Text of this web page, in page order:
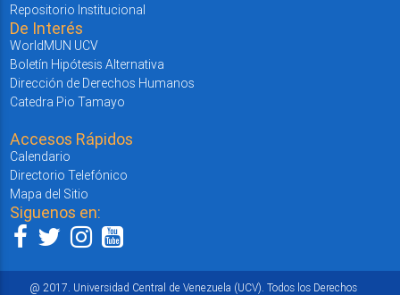
Repositorio Institucional
De Interés
WorldMUN UCV
Boletín Hipótesis Alternativa
Dirección de Derechos Humanos
Catedra Pio Tamayo
Accesos Rápidos
Calendario
Directorio Telefónico
Mapa del Sitio
Siguenos en:
@ 2017. Universidad Central de Venezuela (UCV). Todos los Derechos